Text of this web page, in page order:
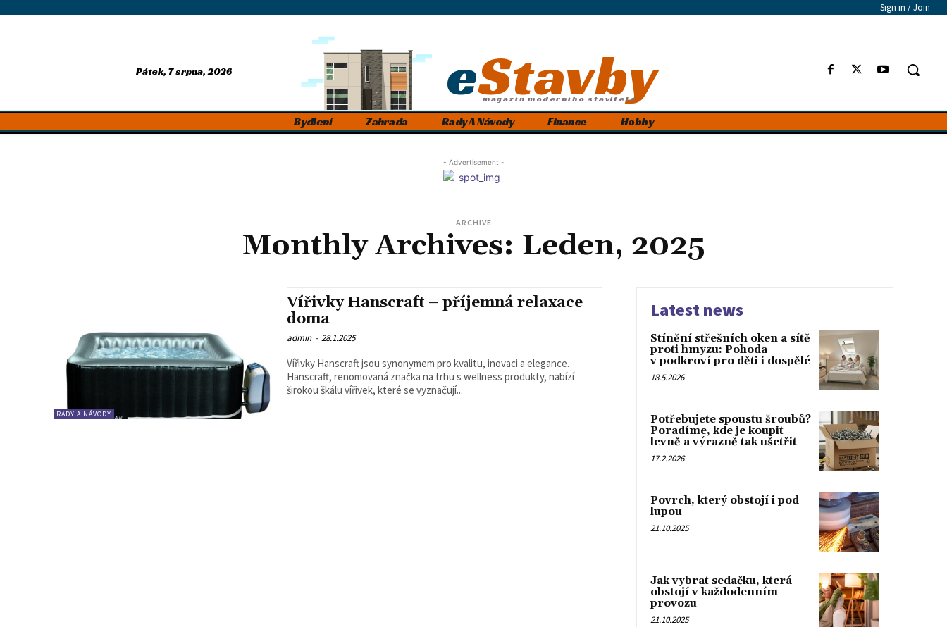
Sign in / Join
Pátek, 7 srpna, 2026 eStavby
magazín moderního stavitele
Bydlení Zahrada Rady A Návody Finance Hobby
- Advertisement -
ARCHIVE
Monthly Archives: Leden, 2025
RADY A NÁVODY
Vířivky Hanscraft – příjemná relaxace
doma
admin - 28.1.2025
Vířivky Hanscraft jsou synonymem pro kvalitu, inovaci a elegance.
Hanscraft, renomovaná značka na trhu s wellness produkty, nabízí
širokou škálu vířivek, které se vyznačují...
Latest news
Stínění střešních oken a sítě
proti hmyzu: Pohoda
v podkroví pro děti i dospělé
18.5.2026
Potřebujete spoustu šroubů?
Poradíme, kde je koupit
levně a výrazně tak ušetřit
17.2.2026
Povrch, který obstojí i pod
lupou
21.10.2025
Jak vybrat sedačku, která
obstojí v každodenním
provozu
21.10.2025